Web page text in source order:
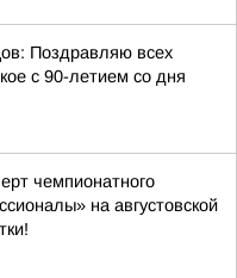
Поздравляю всех
с 90-летием со дня
чемпионатного
на августовской